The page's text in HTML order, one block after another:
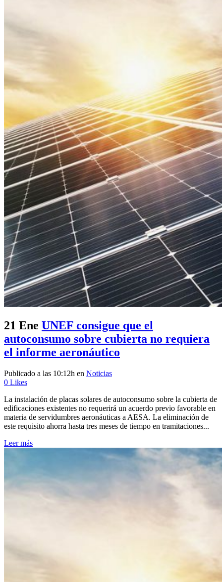
21 Ene UNEF consigue que el
autoconsumo sobre cubierta no requiera
el informe aeronáutico
Publicado a las 10:12h en Noticias
0 Likes
La instalación de placas solares de autoconsumo sobre la cubierta de
edificaciones existentes no requerirá un acuerdo previo favorable en
materia de servidumbres aeronáuticas a AESA. La eliminación de
este requisito ahorra hasta tres meses de tiempo en tramitaciones...
Leer más